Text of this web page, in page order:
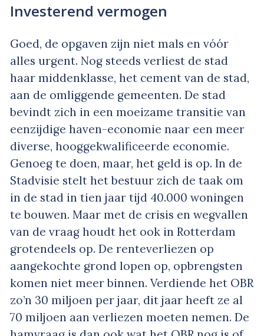
Investerend vermogen
Goed, de opgaven zijn niet mals en vóór
alles urgent. Nog steeds verliest de stad
haar middenklasse, het cement van de stad,
aan de omliggende gemeenten. De stad
bevindt zich in een moeizame transitie van
eenzijdige haven-economie naar een meer
diverse, hooggekwalificeerde economie.
Genoeg te doen, maar, het geld is op. In de
Stadvisie stelt het bestuur zich de taak om
in de stad in tien jaar tijd 40.000 woningen
te bouwen. Maar met de crisis en wegvallen
van de vraag houdt het ook in Rotterdam
grotendeels op. De renteverliezen op
aangekochte grond lopen op, opbrengsten
komen niet meer binnen. Verdiende het OBR
zo’n 30 miljoen per jaar, dit jaar heeft ze al
70 miljoen aan verliezen moeten nemen. De